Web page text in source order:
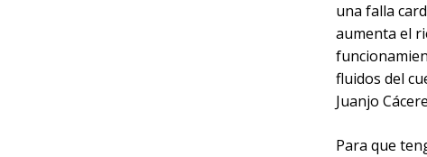
una falla
aumenta el
fluidos del
Juanjo
Para que